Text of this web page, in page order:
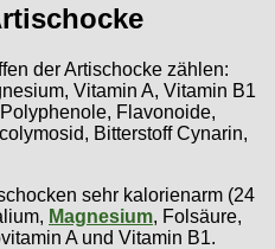
der Artischocke zählen:
Vitamin A, Vitamin B1
Flavonoide,
Bitterstoff Cynarin,
sehr kalorienarm (24
Magnesium, Folsäure,
A und Vitamin B1.